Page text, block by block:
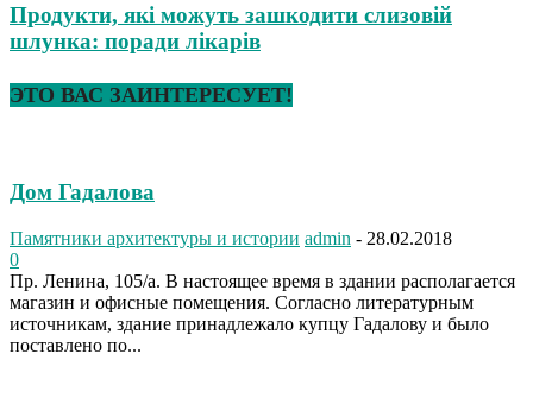
Продукти, які можуть зашкодити слизовій
шлунка: поради лікарів
ЭТО ВАС ЗАИНТЕРЕСУЕТ!
Дом Гадалова
Памятники архитектуры и истории admin - 28.02.2018
0
Пр. Ленина, 105/а. В настоящее время в здании располагается
магазин и офисные помещения. Согласно литературным
источникам, здание принадлежало купцу Гадалову и было
поставлено по...